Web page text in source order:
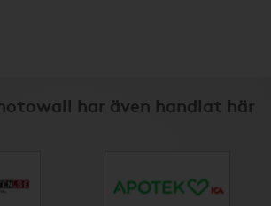
har även handlat här